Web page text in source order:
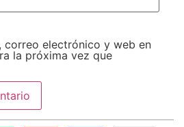
correo electrónico y web en
la próxima vez que